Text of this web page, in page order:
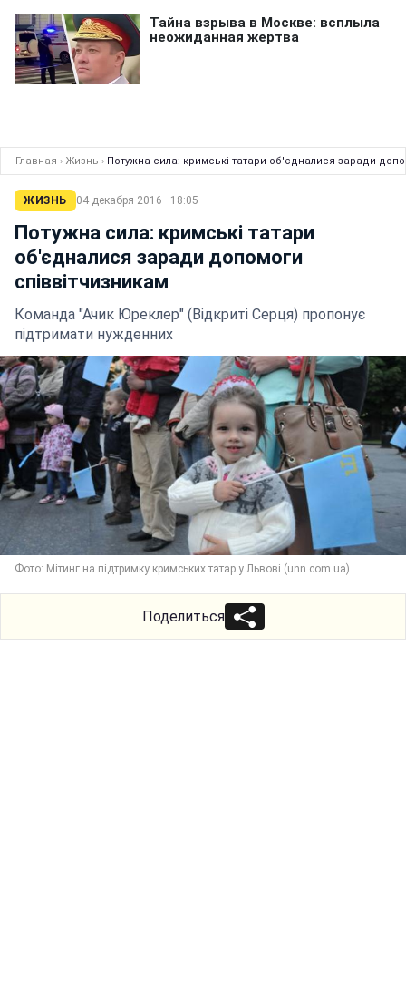
Главная › Жизнь › Потужна сила: кримські татари об'єдналися заради
ЖИЗНЬ 04 декабря 2016 · 18:05
Потужна сила: кримські татари
об'єдналися заради допомоги
співвітчизникам
Команда "Ачик Юреклер" (Відкриті Серця) пропонує
підтримати нужденних
Фото: Мітинг на підтримку кримських татар у Львові (unn.com.ua)
Поделиться